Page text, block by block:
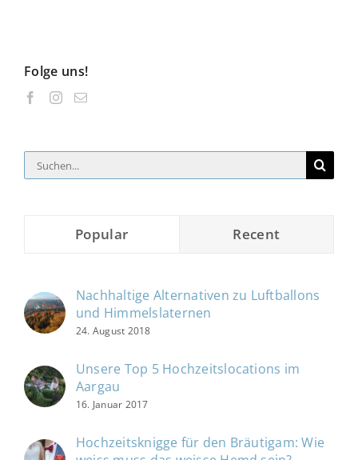
Folge uns!
Suche
nach:
Popular Recent
Nachhaltige Alternativen zu Luftballons
und Himmelslaternen
24. August 2018
Unsere Top 5 Hochzeitslocations im
Aargau
16. Januar 2017
Hochzeitsknigge für den Bräutigam: Wie